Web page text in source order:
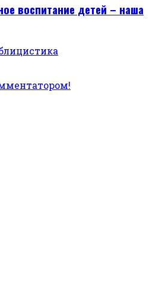
воспитание детей – наша